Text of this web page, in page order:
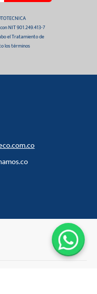
NIT 901.249.413-7
el Tratamiento de
los términos